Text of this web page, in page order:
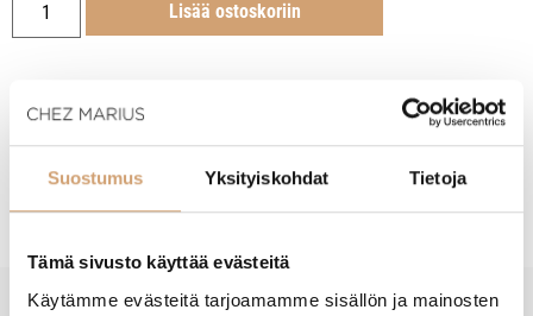
Suostumus Yksityiskohdat Tietoja
Tämä sivusto käyttää evästeitä
Käytämme evästeitä tarjoamamme sisällön ja mainosten
Lisää ostoskoriin
Tuotekuvaus